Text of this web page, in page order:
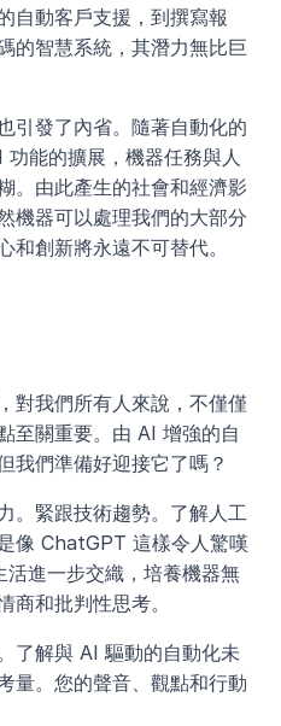
自動客戶支援，到撰寫報
的智慧系統，其潛力無比巨
引發了內省。隨著自動化的
能的擴展，機器任務與人
。由此產生的社會和經濟影
機器可以處理我們的大部分
和創新將永遠不可替代。
對我們所有人來說，不僅僅
至關重要。由 AI 增強的自
我們準備好迎接它了嗎？
。緊跟技術趨勢。了解人工
像 ChatGPT 這樣令人驚嘆
進一步交織，培養機器無
和批判性思考。
了解與 AI 驅動的自動化未
量。您的聲音、觀點和行動